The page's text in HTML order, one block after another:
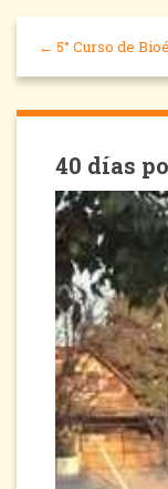
← 5° Curso de
40 días